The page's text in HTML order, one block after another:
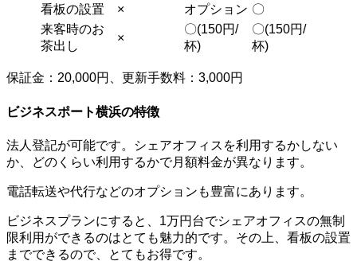
看板の設置 × オプション 〇
来客時のお
茶出し
×
〇(150円/
杯)
〇(150円/
杯)
保証金：20,000円、更新手数料：3,000円
ビジネスポート横浜の特徴
法人登記が可能です。シェアオフィスを利用するかしない
か、どのくらい利用するかで月額料金が異なります。
電話転送や代行などのオプションも豊富にあります。
ビジネスプランにすると、1万円台でシェアオフィスの無制
限利用ができるのはとても魅力的です。その上、看板の設置
までできるので、とてもお得です。